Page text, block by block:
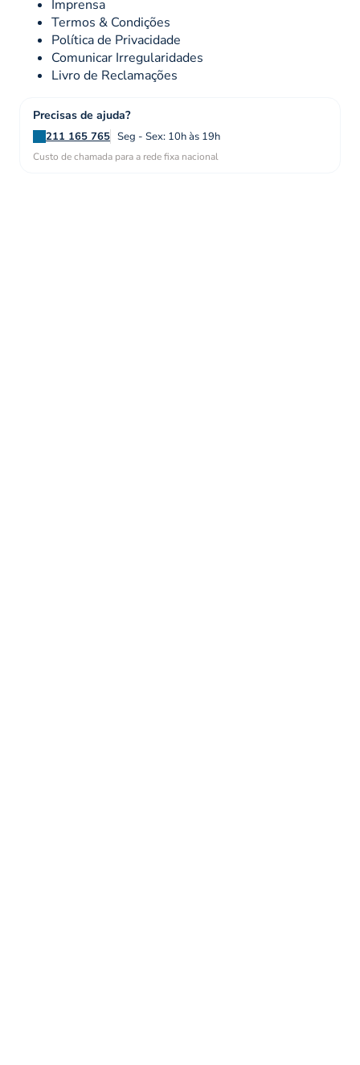
Imprensa
Termos & Condições
Política de Privacidade
Comunicar Irregularidades
Livro de Reclamações
Precisas de ajuda?
211 165 765 Seg - Sex: 10h às 19h
Custo de chamada para a rede fixa nacional